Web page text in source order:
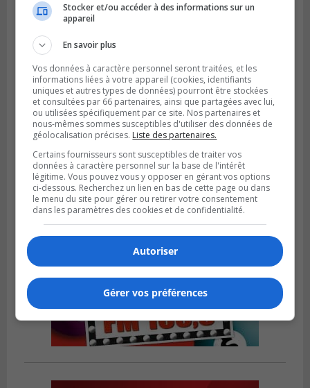
Publié le 29 octobre 2023 à 15h16
Le Front commun « insulté » par l’offre de
Québec
Stocker et/ou accéder à des informations sur un
appareil
En savoir plus
Vos données à caractère personnel seront traitées, et les
informations liées à votre appareil (cookies, identifiants
uniques et autres types de données) pourront être stockées
et consultées par 66 partenaires, ainsi que partagées avec lui,
ou utilisées spécifiquement par ce site. Nos partenaires et
nous-mêmes sommes susceptibles d'utiliser des données de
géolocalisation précises. Liste des partenaires.
Certains fournisseurs sont susceptibles de traiter vos
données à caractère personnel sur la base de l'intérêt
légitime. Vous pouvez vous y opposer en gérant vos options
ci-dessous. Recherchez un lien en bas de cette page ou dans
le menu du site pour gérer ou retirer votre consentement
dans les paramètres des cookies et de confidentialité.
Autoriser
Gérer vos préférences